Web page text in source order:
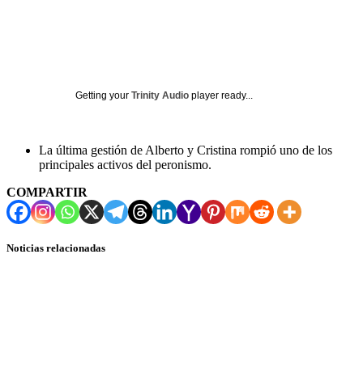
Getting your Trinity Audio player ready...
La última gestión de Alberto y Cristina rompió uno de los
principales activos del peronismo.
COMPARTIR
Noticias relacionadas